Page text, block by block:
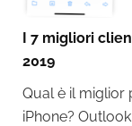
I 7 migliori
2019
Qual è il miglior
iPhone?